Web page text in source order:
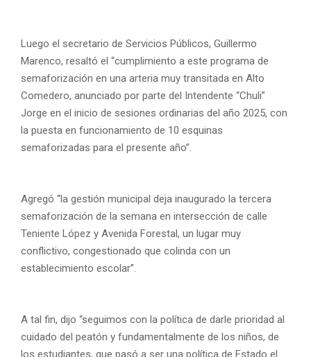
Luego el secretario de Servicios Públicos, Guillermo
Marenco, resaltó el “cumplimiento a este programa de
semaforización en una arteria muy transitada en Alto
Comedero, anunciado por parte del Intendente “Chuli”
Jorge en el inicio de sesiones ordinarias del año 2025, con
la puesta en funcionamiento de 10 esquinas
semaforizadas para el presente año”.
Agregó “la gestión municipal deja inaugurado la tercera
semaforización de la semana en intersección de calle
Teniente López y Avenida Forestal, un lugar muy
conflictivo, congestionado que colinda con un
establecimiento escolar”.
A tal fin, dijo “seguimos con la política de darle prioridad al
cuidado del peatón y fundamentalmente de los niños, de
los estudiantes, que pasó a ser una política de Estado el